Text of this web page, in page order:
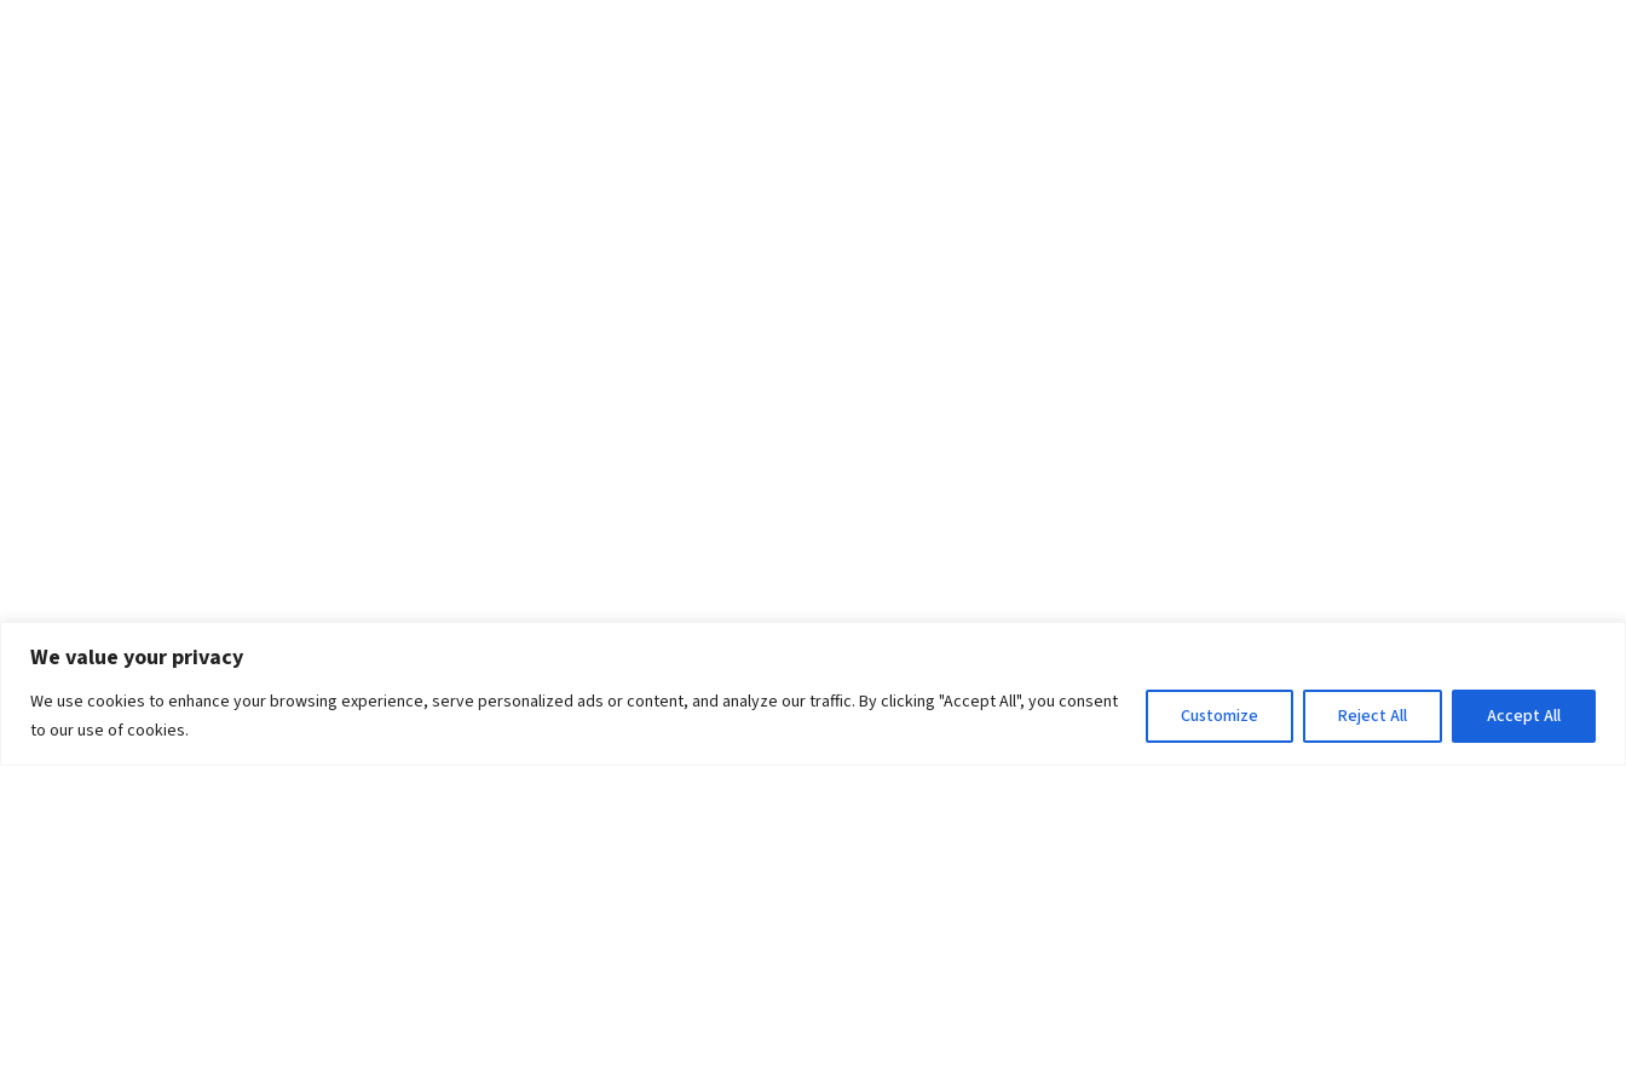
We value your privacy
We use cookies to enhance your browsing experience, serve personalized ads or content, and analyze our traffic. By clicking "Accept All", you consent
to our use of cookies.
Customize Reject All Accept All